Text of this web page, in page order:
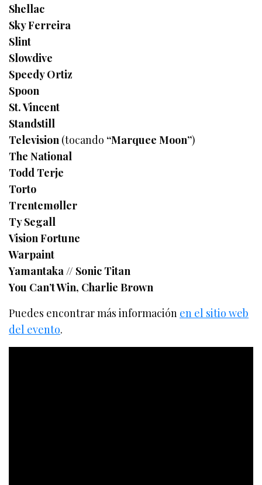
Shellac
Sky Ferreira
Slint
Slowdive
Speedy Ortiz
Spoon
St. Vincent
Standstill
Television (tocando “Marquee Moon”)
The National
Todd Terje
Torto
Trentemøller
Ty Segall
Vision Fortune
Warpaint
Yamantaka // Sonic Titan
You Can’t Win, Charlie Brown
Puedes encontrar más información en el sitio web
del evento.